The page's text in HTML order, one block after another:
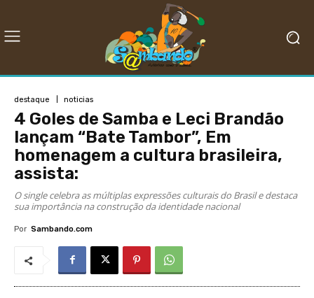
destaque noticias
4 Goles de Samba e Leci Brandão
lançam “Bate Tambor”, Em
homenagem a cultura brasileira,
assista:
O single celebra as múltiplas expressões culturais do Brasil e destaca
sua importância na construção da identidade nacional
Por Sambando.com